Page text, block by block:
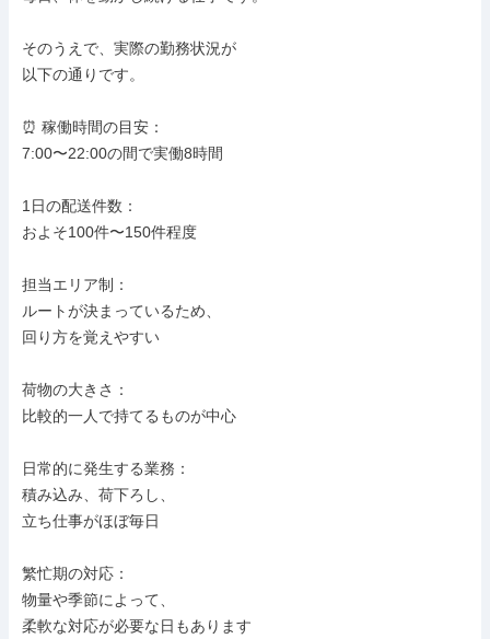
そのうえで、実際の勤務状況が
以下の通りです。
⏰ 稼働時間の目安：
7:00〜22:00の間で実働8時間
1日の配送件数：
およそ100件〜150件程度
担当エリア制：
ルートが決まっているため、
回り方を覚えやすい
荷物の大きさ：
比較的一人で持てるものが中心
日常的に発生する業務：
積み込み、荷下ろし、
立ち仕事がほぼ毎日
繁忙期の対応：
物量や季節によって、
柔軟な対応が必要な日もあります